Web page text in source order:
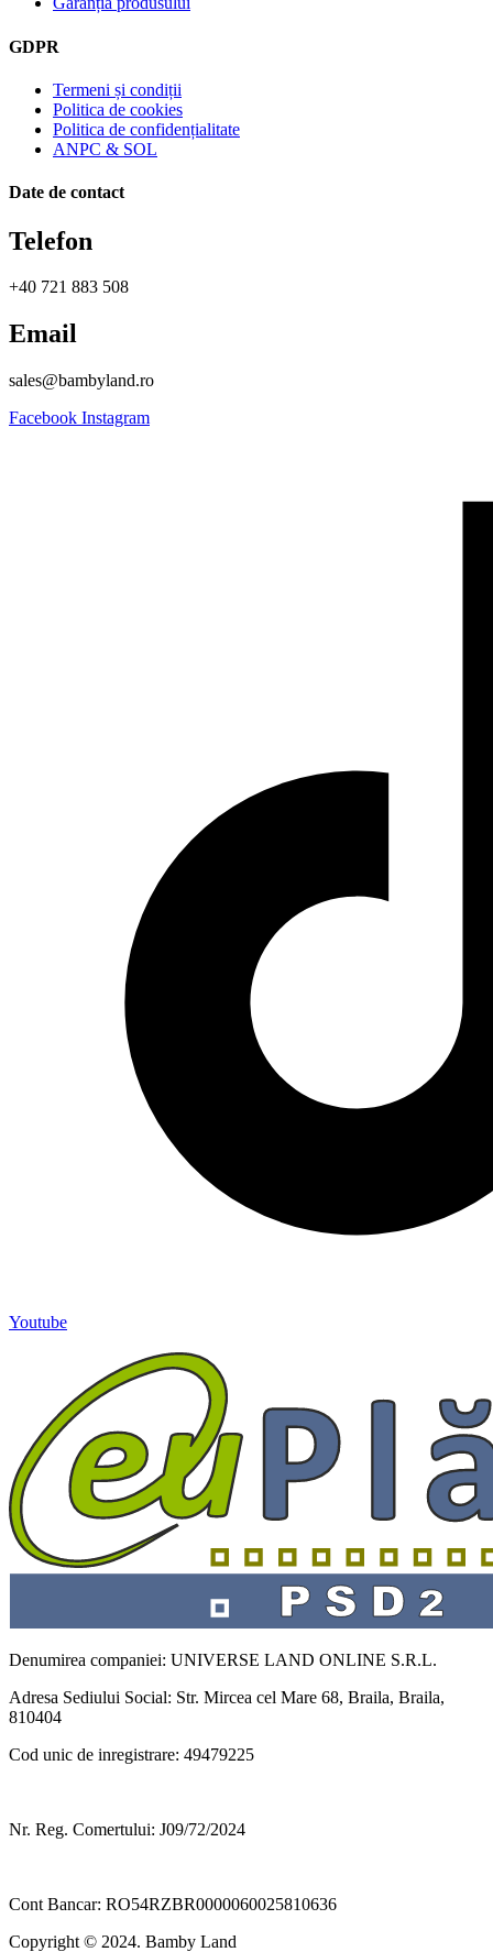
GDPR
Termeni și condiții
Politica de cookies
Politica de confidențialitate
ANPC & SOL
Date de contact
Telefon
+40 721 883 508
Email
sales@bambyland.ro​
Facebook Instagram
Youtube
Denumirea companiei: UNIVERSE LAND ONLINE S.R.L.
Adresa Sediului Social: Str. Mircea cel Mare 68, Braila, Braila,
810404
Cod unic de inregistrare: 49479225
Nr. Reg. Comertului: J09/72/2024
Cont Bancar: RO54RZBR0000060025810636
Copyright © 2024. Bamby Land